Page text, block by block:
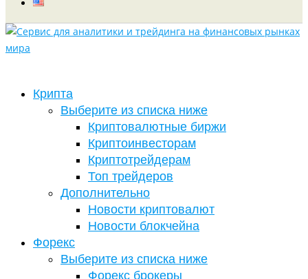
Крипта
Выберите из списка ниже
Криптовалютные биржи
Криптоинвесторам
Криптотрейдерам
Топ трейдеров
Дополнительно
Новости криптовалют
Новости блокчейна
Форекс
Выберите из списка ниже
Форекс брокеры